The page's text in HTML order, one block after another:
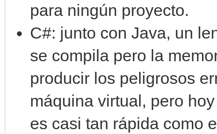
para ningún proyecto.
C#: junto con Java, un
se compila pero la
producir los peligrosos
máquina virtual, pero
es casi tan rápida como